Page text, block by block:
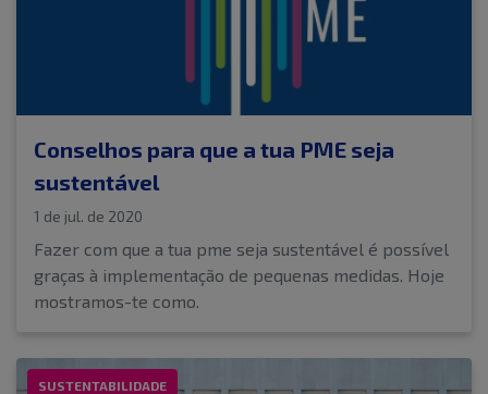
Conselhos para que a tua PME seja
sustentável
1 de jul. de 2020
Fazer com que a tua pme seja sustentável é possível
graças à implementação de pequenas medidas. Hoje
mostramos-te como.
SUSTENTABILIDADE